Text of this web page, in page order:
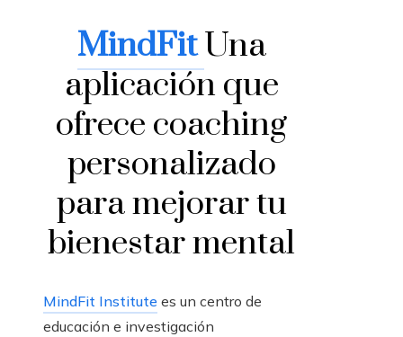
MindFit Una
aplicación que
ofrece coaching
personalizado
para mejorar tu
bienestar mental
MindFit Institute es un centro de
educación e investigación